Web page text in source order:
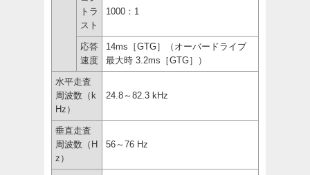
トラ
スト
1000：1
応答
速度
14ms［GTG］（オーバードライブ
最大時 3.2ms［GTG］）
水平走査
周波数（k
Hz）
24.8～82.3 kHz
垂直走査
周波数（H
z）
56～76 Hz